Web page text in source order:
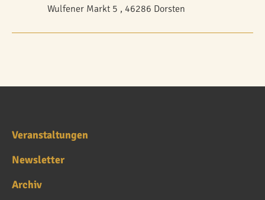
Wulfener Markt 5 , 46286 Dorsten
Veranstaltungen
Newsletter
Archiv